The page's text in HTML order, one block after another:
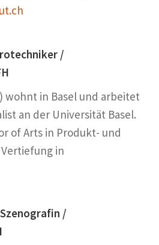
/
wohnt in Basel und arbeitet
an der Universität Basel.
of Arts in Produkt- und
in
/